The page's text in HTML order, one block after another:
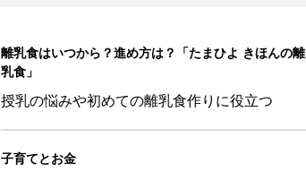
離乳食はいつから？進め方は？「たまひよ きほんの離
乳食」
授乳の悩みや初めての離乳食作りに役立つ
子育てとお金